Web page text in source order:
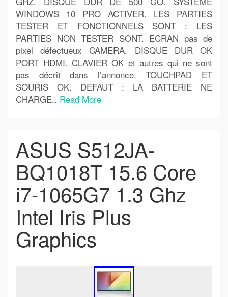
WINDOWS 10 PRO ACTIVER. LES PARTIES
TESTER ET FONCTIONNELS SONT : LES
PARTIES NON TESTER SONT. ECRAN pas de
pixel défectueux CAMERA. DISQUE DUR OK
PORT HDMI. CLAVIER OK et autres qui ne sont
pas décrit dans l’annonce. TOUCHPAD ET
SOURIS OK. DEFAUT : LA BATTERIE NE
CHARGE.. Read More
ASUS S512JA-
BQ1018T 15.6 Core
i7-1065G7 1.3 Ghz
Intel Iris Plus
Graphics